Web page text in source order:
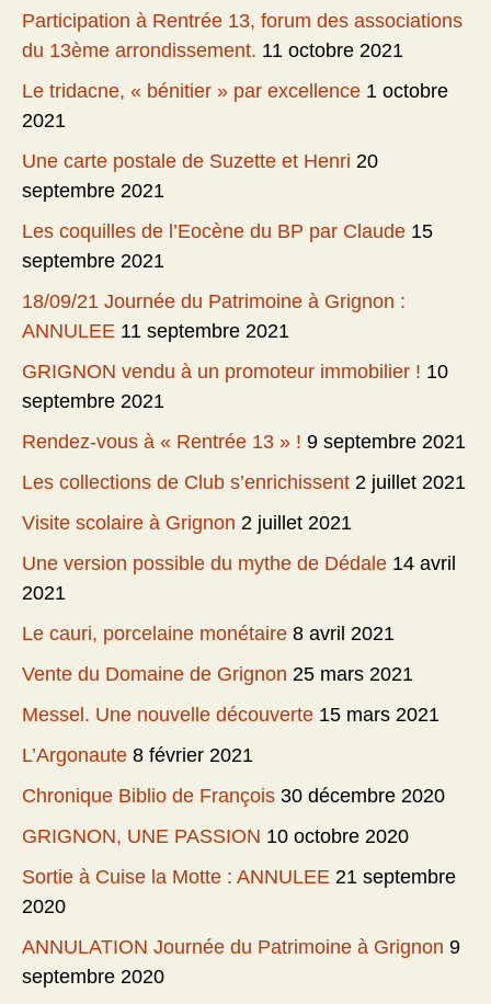
Participation à Rentrée 13, forum des associations
du 13ème arrondissement. 11 octobre 2021
Le tridacne, « bénitier » par excellence 1 octobre
2021
Une carte postale de Suzette et Henri 20
septembre 2021
Les coquilles de l’Eocène du BP par Claude 15
septembre 2021
18/09/21 Journée du Patrimoine à Grignon :
ANNULEE 11 septembre 2021
GRIGNON vendu à un promoteur immobilier ! 10
septembre 2021
Rendez-vous à « Rentrée 13 » ! 9 septembre 2021
Les collections de Club s’enrichissent 2 juillet 2021
Visite scolaire à Grignon 2 juillet 2021
Une version possible du mythe de Dédale 14 avril
2021
Le cauri, porcelaine monétaire 8 avril 2021
Vente du Domaine de Grignon 25 mars 2021
Messel. Une nouvelle découverte 15 mars 2021
L’Argonaute 8 février 2021
Chronique Biblio de François 30 décembre 2020
GRIGNON, UNE PASSION 10 octobre 2020
Sortie à Cuise la Motte : ANNULEE 21 septembre
2020
ANNULATION Journée du Patrimoine à Grignon 9
septembre 2020